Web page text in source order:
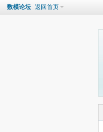
数模论坛 返回首页